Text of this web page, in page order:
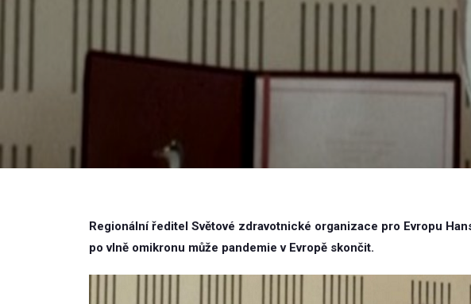
Regionální ředitel Světové zdravotnické organizace pro Evropu
po vlně omikronu může pandemie v Evropě skončit.